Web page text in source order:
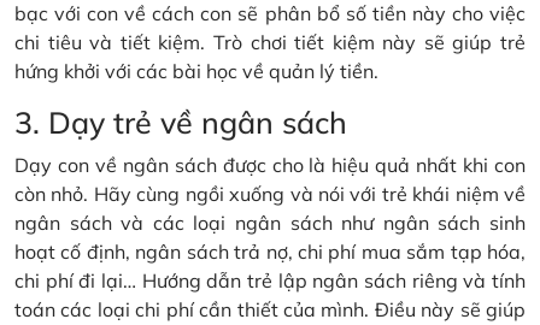
bạc với con về cách con sẽ phân bổ số tiền này cho việc
chi tiêu và tiết kiệm. Trò chơi tiết kiệm này sẽ giúp trẻ
hứng khởi với các bài học về quản lý tiền.
3. Dạy trẻ về ngân sách
Dạy con về ngân sách được cho là hiệu quả nhất khi con
còn nhỏ. Hãy cùng ngồi xuống và nói với trẻ khái niệm về
ngân sách và các loại ngân sách như ngân sách sinh
hoạt cố định, ngân sách trả nợ, chi phí mua sắm tạp hóa,
chi phí đi lại… Hướng dẫn trẻ lập ngân sách riêng và tính
toán các loại chi phí cần thiết của mình. Điều này sẽ giúp